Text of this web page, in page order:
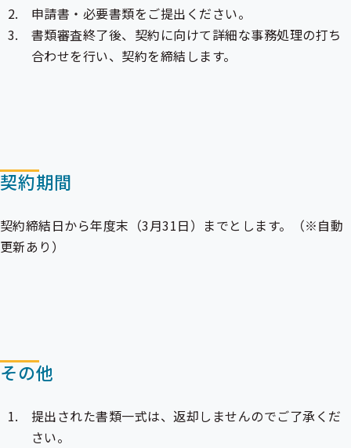
申請書・必要書類をご提出ください。
書類審査終了後、契約に向けて詳細な事務処理の打ち
合わせを行い、契約を締結します。
契約期間
契約締結日から年度末（3月31日）までとします。（※自動
更新あり）
その他
提出された書類一式は、返却しませんのでご了承くだ
さい。